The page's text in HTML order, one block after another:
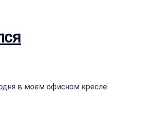
в моем офисном кресле